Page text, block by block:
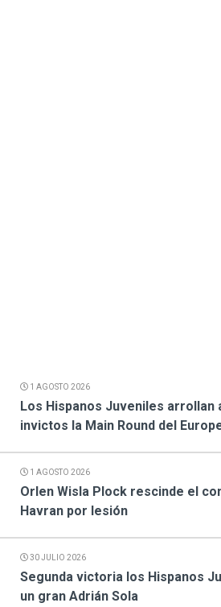
1 AGOSTO 2026
Los Hispanos Juveniles arrollan
invictos la Main Round del
1 AGOSTO 2026
Orlen Wisla Plock rescinde el
Havran por lesión
30 JULIO 2026
Segunda victoria los Hispanos
un gran Adrián Sola